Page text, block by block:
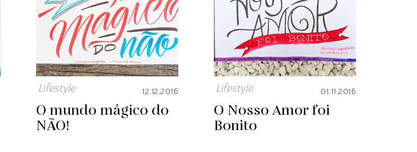
Lifestyle 12.12.2016
O mundo mágico do
NÃO!
Lifestyle 01.11.2016
O Nosso Amor foi
Bonito